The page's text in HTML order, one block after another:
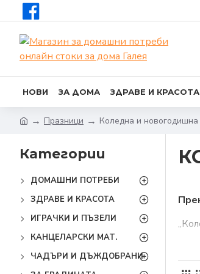
НОВИ ЗА ДОМА ЗДРАВЕ И КРАСОТА
Празници Коледна и новогодишна
Категории
ДОМАШНИ ПОТРЕБИ
ЗДРАВЕ И КРАСОТА
ИГРАЧКИ И ПЪЗЕЛИ
КАНЦЕЛАРСКИ МАТ.
ЧАДЪРИ И ДЪЖДОБРАНИ